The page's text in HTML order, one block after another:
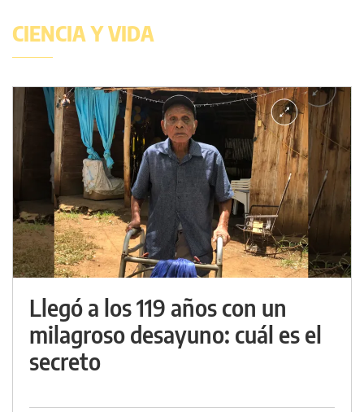
CIENCIA Y VIDA
Llegó a los 119 años con un
milagroso desayuno: cuál es el
secreto